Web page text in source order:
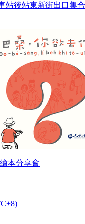
站後站東新街出口集合
本分享會